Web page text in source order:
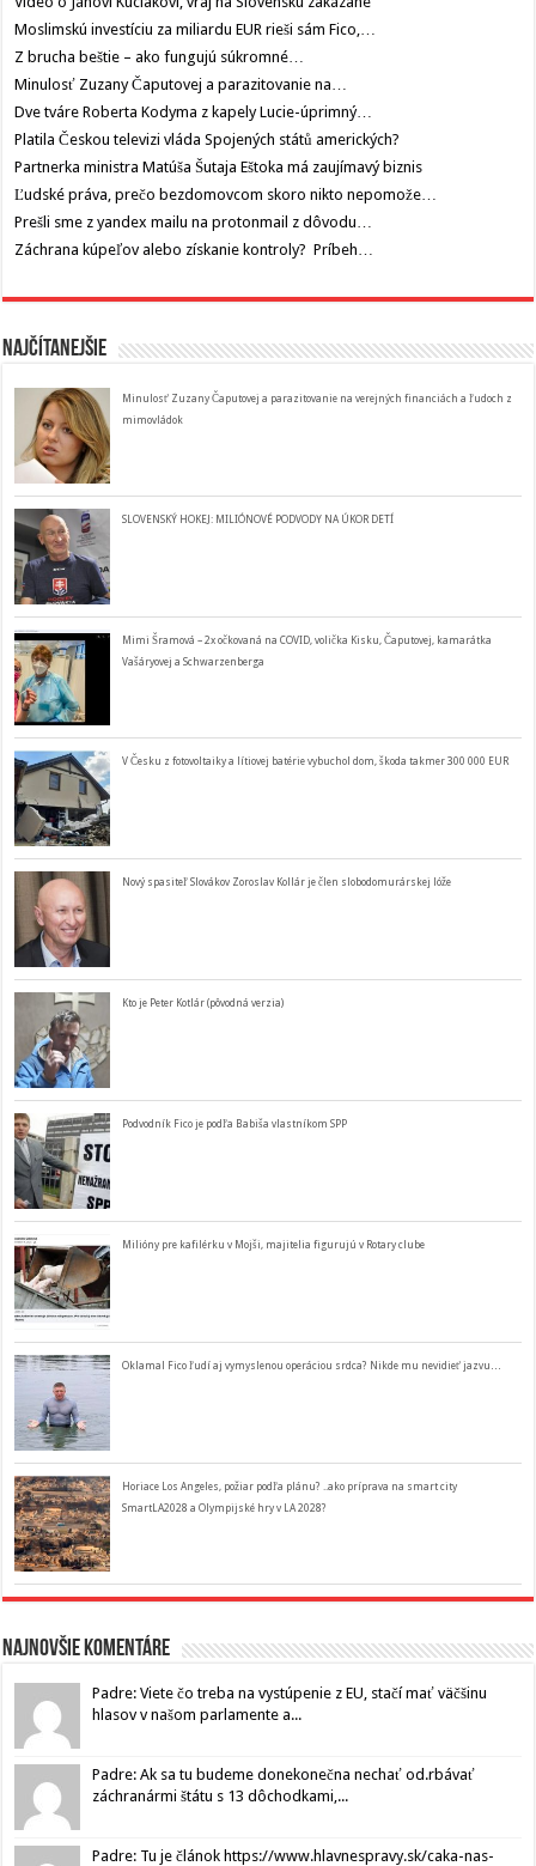
Moslimskú investíciu za miliardu EUR rieši sám Fico,…
Z brucha beštie – ako fungujú súkromné…
Minulosť Zuzany Čaputovej a parazitovanie na…
Dve tváre Roberta Kodyma z kapely Lucie-úprimný…
Platila Českou televizi vláda Spojených států amerických?
Partnerka ministra Matúša Šutaja Eštoka má zaujímavý biznis
Ľudské práva, prečo bezdomovcom skoro nikto nepomože…
Prešli sme z yandex mailu na protonmail z dôvodu…
Záchrana kúpeľov alebo získanie kontroly? Príbeh…
Najčítanejšie
Minulosť Zuzany Čaputovej a parazitovanie na verejných financiách a ľudoch z
mimovládok
SLOVENSKÝ HOKEJ: MILIÓNOVÉ PODVODY NA ÚKOR DETÍ
Mimi Šramová – 2x očkovaná na COVID, volička Kisku, Čaputovej, kamarátka
Vašáryovej a Schwarzenberga
V Česku z fotovoltaiky a lítiovej batérie vybuchol dom, škoda takmer 300 000 EUR
Nový spasiteľ Slovákov Zoroslav Kollár je člen slobodomurárskej lóže
Kto je Peter Kotlár (pôvodná verzia)
Podvodník Fico je podľa Babiša vlastníkom SPP
Milióny pre kafilérku v Mojši, majitelia figurujú v Rotary clube
Oklamal Fico ľudí aj vymyslenou operáciou srdca? Nikde mu nevidieť jazvu…
Horiace Los Angeles, požiar podľa plánu? ..ako príprava na smart city
SmartLA2028 a Olympijské hry v LA 2028?
Najnovšie komentáre
Padre: Viete čo treba na vystúpenie z EU, stačí mať väčšinu
hlasov v našom parlamente a...
Padre: Ak sa tu budeme donekonečna nechať od.rbávať
záchranármi štátu s 13 dôchodkami,...
Padre: Tu je článok https://www.hlavnespravy.sk/caka-nas-